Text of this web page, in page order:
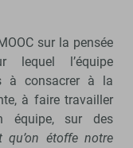
sur la pensée
lequel l’équipe
à consacrer à la
à faire travailler
équipe, sur des
qu’on étoffe notre